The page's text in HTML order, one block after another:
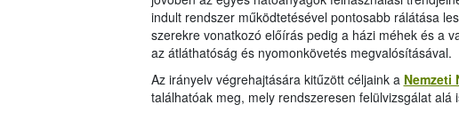
indult rendszer működtetésével pontosabb rálátása
szerekre vonatkozó előírás pedig a házi méhek és a
az átláthatóság és nyomonkövetés megvalósításával.
Az irányelv végrehajtására kitűzött céljaink a Nemzeti
találhatóak meg, mely rendszeresen felülvizsgálat